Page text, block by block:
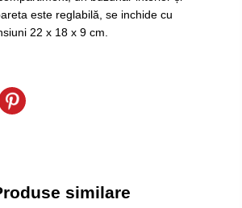
este reglabilă, se inchide cu
22 x 18 x 9 cm.
similare